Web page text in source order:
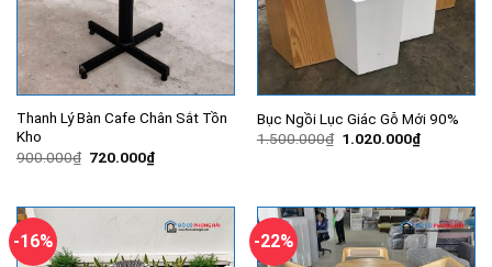
Thanh Lý Bàn Cafe Chân Sắt Tồn
Kho
900.000₫ Giá
720.000₫Giá
hiện
720.000₫.
Bục Ngồi Lục Giác Gỗ Mới 90%
1.500.000₫ Giá
1.020.000₫Giá
hiện
-16% -22%